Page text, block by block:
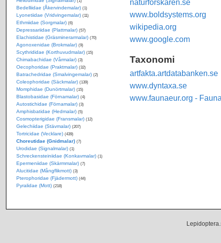
naturforskaren.se
www.boldsystems.org
wikipedia.org
www.google.com
Taxonomi
artfakta.artdatabanken.se
www.dyntaxa.se
www.faunaeur.org -
Bedelliidae (Åkervindemalar) (1)
Lyonetiidae (Vridvingemalar) (11)
Ethmiidae (Sorgmalar) (6)
Depressariidae (Plattmalar) (57)
Elachistidae (Gräsminerarmalar) (70)
Agonoxenidae (Brokmalar) (9)
Scythrididae (Korthuvudmalar) (15)
Chimabachidae (Vårmalar) (3)
Oecophoridae (Praktmalar) (32)
Batrachedridae (Smalvingemalar) (2)
Coleophoridae (Säckmalar) (139)
Momphidae (Dunörtmalar) (15)
Blastobasidae (Förnamalar) (4)
Autostichidae (Förnamalar) (3)
Amphisbatidae (Hedmalar) (5)
Cosmopterigidae (Fransmalar) (12)
Gelechiidae (Stävmalar) (207)
Tortricidae (Vecklare) (439)
Choreutidae (Gnidmalar) (7)
Urodidae (Signalmalar) (1)
Schreckensteiniidae (Konkavmalar) (1)
Epermeniidae (Skärmmalar) (7)
Alucitidae (Mångflikmott) (3)
Pterophoridae (Fjädermott) (44)
Pyralidae (Mott) (218)